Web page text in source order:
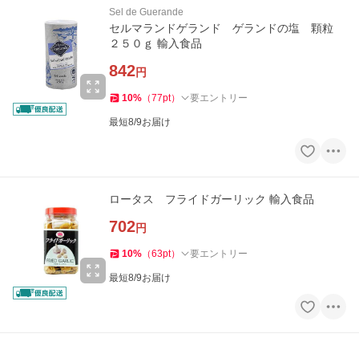
Sel de Guerande
セルマランドゲランド ゲランドの塩 顆粒
２５０ｇ 輸入食品
842円
10% （77pt） 要エントリー
最短8/9お届け
ロータス フライドガーリック 輸入食品
702円
10% （63pt） 要エントリー
最短8/9お届け